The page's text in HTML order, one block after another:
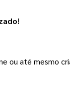
!
ou até mesmo